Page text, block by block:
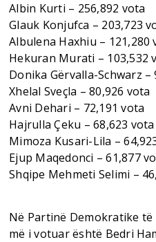
Albin Kurti – 256,892 vota
Glauk Konjufca – 203,723
Albulena Haxhiu – 121,280
Hekuran Murati – 103,532
Donika Gërvalla-Schwarz –
Xhelal Sveçla – 80,926 vota
Avni Dehari – 72,191 vota
Hajrulla Çeku – 68,623 vota
Mimoza Kusari-Lila –
Ejup Maqedonci – 61,877
Shqipe Mehmeti Selimi –
Në Partinë Demokratike të
më i votuar është Bedri